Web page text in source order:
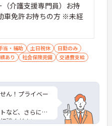
介護支援専門員）お持
車免許お持ちの方 ※未経
当・補助 土日祝休
日勤のみ
あり 社会保険完備
交通費支給
ん！プライベー
など、さらに詳
談ください。